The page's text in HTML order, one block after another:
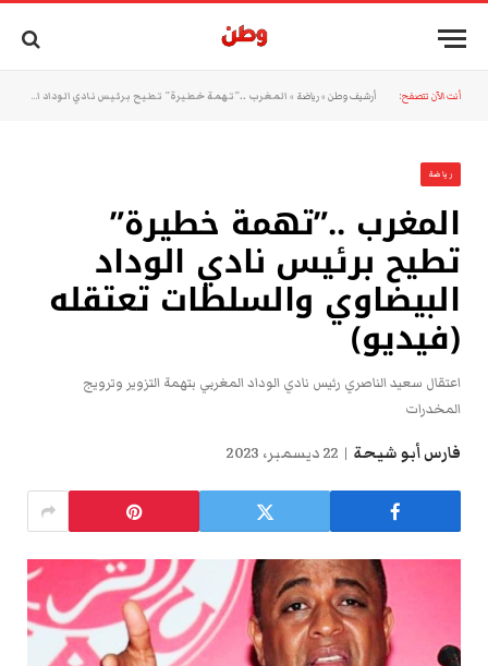
أنت الآن تتصفح: أرشيف وطن »رياضة » المغرب ..”تهمة خطيرة” تطيح برئيس نادي الوداد البيضاوي والسلطات تعتقله (فيديو)
رياضة
المغرب ..”تهمة خطيرة”
تطيح برئيس نادي الوداد
البيضاوي والسلطات تعتقله
(فيديو)
اعتقال سعيد الناصري رئيس نادي الوداد المغربي بتهمة التزوير وترويج
المخدرات
فارس أبو شيحة 22 ديسمبر، 2023